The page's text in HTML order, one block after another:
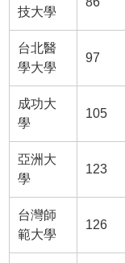
技大學
台北醫
學大學
97
成功大
學
105
亞洲大
學
123
台灣師
範大學
126